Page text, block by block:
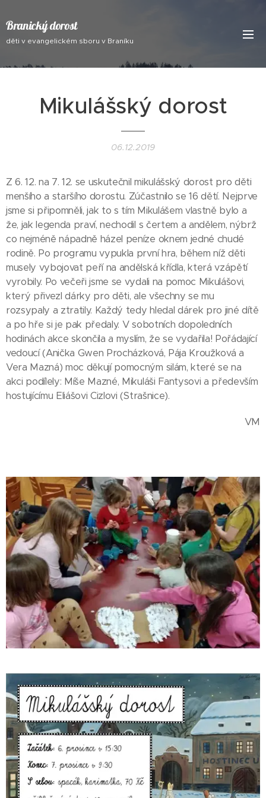
Branický dorost
děti v evangelickém sboru v Braníku
Mikulášský dorost
06.12.2019
Z 6. 12. na 7. 12. se uskutečnil mikulášský dorost pro děti
menšího a staršího dorostu. Zúčastnilo se 16 dětí. Nejprve
jsme si připomněli, jak to s tím Mikulášem vlastně bylo a
že, jak legenda praví, nechodil s čertem a andělem, nýbrž
co nejméně nápadně házel peníze oknem jedné chudé
rodině. Po programu vypukla první hra, během níž děti
musely vybojovat peří na andělská křídla, která vzápětí
vyrobily. Po večeři jsme se vydali na pomoc Mikulášovi,
který přivezl dárky pro děti, ale všechny se mu
rozsypaly a ztratily. Každý tedy hledal dárek pro jiné dítě
a po hře si je pak předaly. V sobotních dopoledních
hodinách akce skončila a myslím, že se vydařila! Pořádající
vedoucí (Anička Gwen Procházková, Pája Kroužková a
Vera Mazná) moc děkují pomocným silám, které se na
akci podílely: Míše Mazné, Mikuláši Fantysovi a především
hostujícímu Eliášovi Cizlovi (Strašnice).
VM